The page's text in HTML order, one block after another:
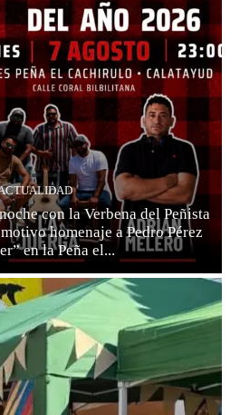
con la Verbena del Peñista
homenaje a Pedro Pérez
en la Peña el...